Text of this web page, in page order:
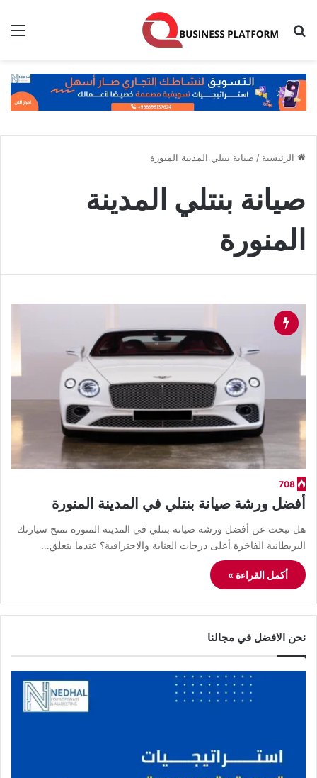
بحث عن
الرئيسية / صيانة بنتلي المدينة المنورة
صيانة بنتلي المدينة
المنورة
708
أفضل ورشة صيانة بنتلي في المدينة المنورة
​هل تبحث عن أفضل ورشة صيانة بنتلي في المدينة المنورة تمنح سيارتك
البريطانية الفاخرة أعلى درجات العناية والاحترافية؟ عندما يتعلق…
أكمل القراءة »
نحن الافضل في مجالنا